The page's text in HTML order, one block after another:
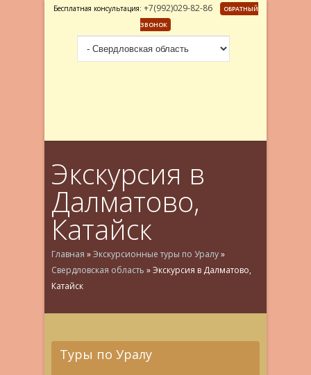
Бесплатная консультация: +7(992)029-82-86
ОБРАТНЫЙ
ЗВОНОК
Экскурсия в
Далматово,
Катайск
Главная »Экскурсионные туры по Уралу»
Свердловская область »Экскурсия в Далматово,
Катайск
Туры по Уралу